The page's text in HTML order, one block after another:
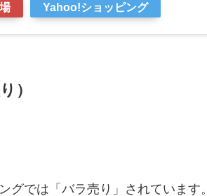
Yahoo!ショッピング
）
グでは「バラ売り」されています。